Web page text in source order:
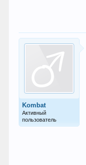
Kombat
Активный
пользователь